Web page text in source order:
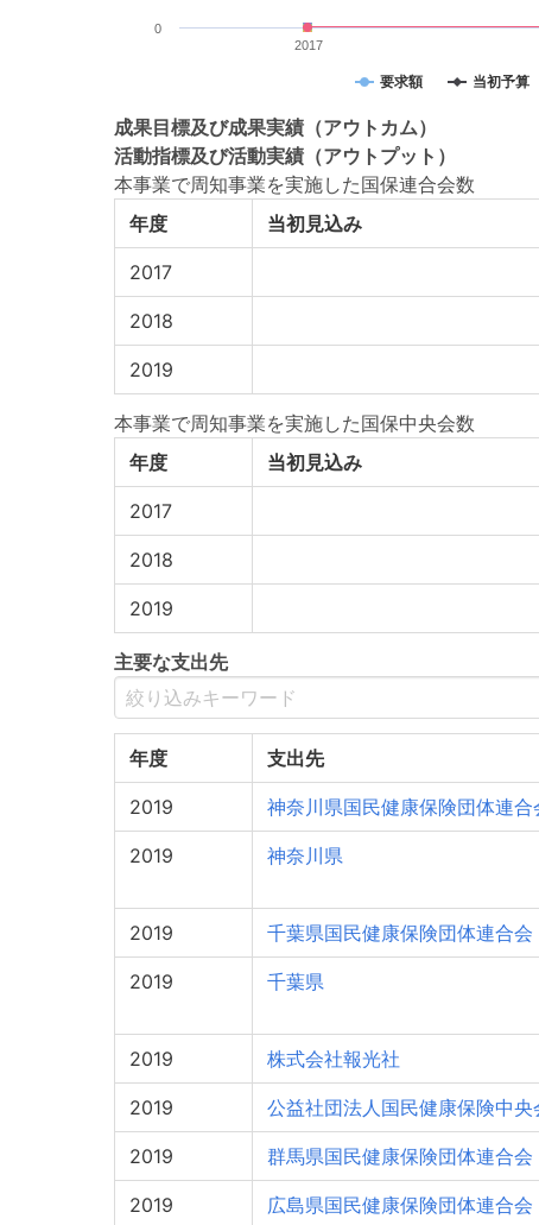
要求額 当初予算
2017
0
成果目標及び成果実績 （アウトカム）
活動指標及び活動実績 （アウトプット）
本事業で周知事業を実施した国保連合会数
年度
当初見込み
2017
2018
2019
本事業で周知事業を実施した国保中央会数
年度
当初見込み
2017
2018
2019
主要な支出先
年度 支出先
2019 神奈川県国民健康保険団体連合
2019 神奈川県
2019 千葉県国民健康保険団体連合会
2019 千葉県
2019 株式会社報光社
2019 公益社団法人国民健康保険中央
2019 群馬県国民健康保険団体連合会
2019 広島県国民健康保険団体連合会